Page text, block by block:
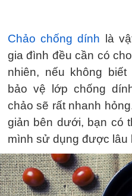
Chảo chống dính là
gia đình đều cần có
nhiên, nếu không
bảo vệ lớp chống
chảo sẽ rất nhanh
giản bên dưới, bạn có
mình sử dụng được lâu